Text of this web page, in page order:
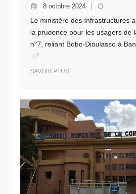
8 octobre 2024
Le ministère des Infrastructures
la prudence pour les usagers de
n°7, reliant Bobo-Dioulasso à
SAVOIR PLUS